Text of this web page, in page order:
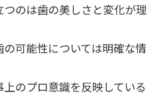
のは歯の美しさと変化が理
可能性については明確な情
のプロ意識を反映している